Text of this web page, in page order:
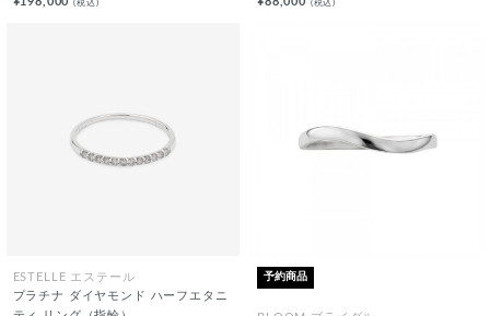
(税込) (税込)
ESTELLE エステール
プラチナ ダイヤモンド ハーフエタニ
予約商品